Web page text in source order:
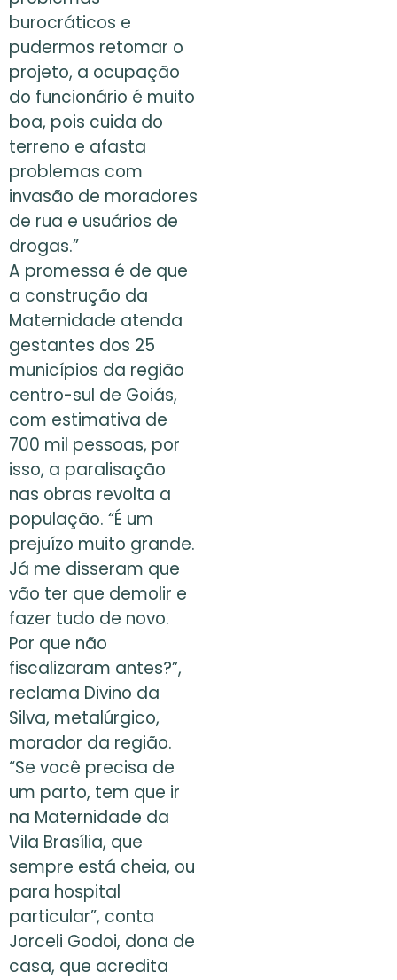
burocráticos e
pudermos retomar o
projeto, a ocupação
do funcionário é muito
boa, pois cuida do
terreno e afasta
problemas com
invasão de moradores
de rua e usuários de
drogas.”
A promessa é de que
a construção da
Maternidade atenda
gestantes dos 25
municípios da região
centro-sul de Goiás,
com estimativa de
700 mil pessoas, por
isso, a paralisação
nas obras revolta a
população. “É um
prejuízo muito grande.
Já me disseram que
vão ter que demolir e
fazer tudo de novo.
Por que não
fiscalizaram antes?”,
reclama Divino da
Silva, metalúrgico,
morador da região.
“Se você precisa de
um parto, tem que ir
na Maternidade da
Vila Brasília, que
sempre está cheia, ou
para hospital
particular”, conta
Jorceli Godoi, dona de
casa, que acredita